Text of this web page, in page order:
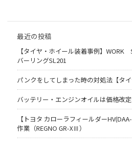
最近の投稿
【タイヤ・ホイール装着事例】
バーリングSL201
パンクをしてしまった時の対処法【タイ
バッテリー・エンジンオイルは価格改
【トヨタ カローラフィールダー
作業（REGNO GR-XⅢ）